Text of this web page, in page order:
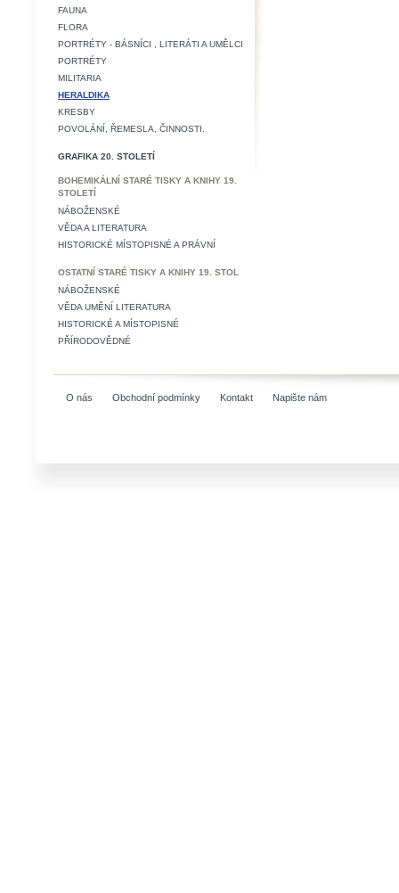
FAUNA
FLORA
PORTRÉTY - BÁSNÍCI , LITERÁTI A UMĚLCI
PORTRÉTY
MILITARIA
HERALDIKA
KRESBY
POVOLÁNÍ, ŘEMESLA, ČINNOSTI.
GRAFIKA 20. STOLETÍ
BOHEMIKÁLNÍ STARÉ TISKY A KNIHY 19.
STOLETÍ
NÁBOŽENSKÉ
VĚDA A LITERATURA
HISTORICKÉ MÍSTOPISNÉ A PRÁVNÍ
OSTATNÍ STARÉ TISKY A KNIHY 19. STOL
NÁBOŽENSKÉ
VĚDA UMĚNÍ LITERATURA
HISTORICKÉ A MÍSTOPISNÉ
PŘÍRODOVĚDNÉ
O nás Obchodní podmínky Kontakt Napište nám